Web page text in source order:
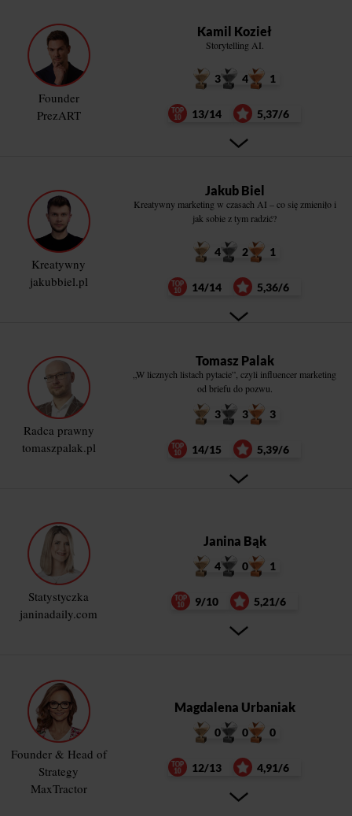
Founder
PrezART
Kamil Kozieł
Storytelling AI.
3 4 1
13/14 5,37/6
Kreatywny
jakubbiel.pl
Jakub Biel
Kreatywny marketing w czasach AI – co się zmieniło i
jak sobie z tym radzić?
4 2 1
14/14 5,36/6
Radca prawny
tomaszpalak.pl
Tomasz Palak
„W licznych listach pytacie”, czyli influencer marketing
od briefu do pozwu.
3 3 3
14/15 5,39/6
Statystyczka
janinadaily.com
Janina Bąk
4 0 1
9/10 5,21/6
Founder & Head of
Strategy
MaxTractor
Magdalena Urbaniak
0 0 0
12/13 4,91/6